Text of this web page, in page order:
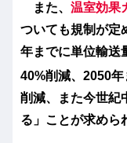
また、 温室効果
ついても規制が定
年までに単位輸送
40%削減、2050
削減、また今世紀
る」ことが求めら